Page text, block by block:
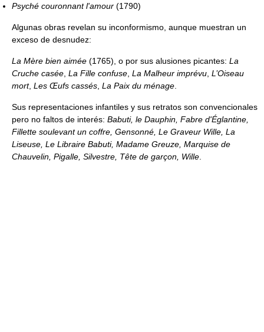
Psyché couronnant l'amour (1790)
Algunas obras revelan su inconformismo, aunque muestran un
exceso de desnudez:
La Mère bien aimée (1765), o por sus alusiones picantes: La
Cruche casée La Fille confuse La Malheur imprévu L’Oiseau
mort, Les Œufs cassés La Paix du ménage
Sus representaciones infantiles y sus retratos son convencionales
pero no faltos de interés: Babuti, le Dauphin, Fabre d'Églantine,
Fillette soulevant un coffre, Gensonné, Le Graveur Wille, La
Liseuse, Le Libraire Babuti, Madame Greuze, Marquise de
Chauvelin, Pigalle, Silvestre, Tête de garçon, Wille